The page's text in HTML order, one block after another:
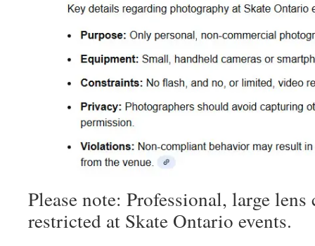
Please note: Professional, large
restricted at Skate Ontario events.